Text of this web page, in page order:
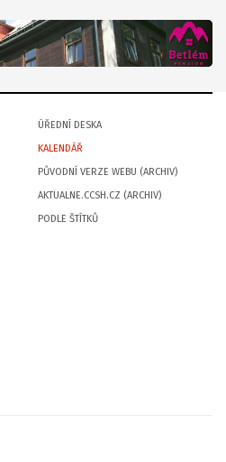
ÚŘEDNÍ DESKA
KALENDÁŘ
PŮVODNÍ VERZE WEBU (ARCHIV)
AKTUALNE.CCSH.CZ (ARCHIV)
PODLE ŠTÍTKŮ